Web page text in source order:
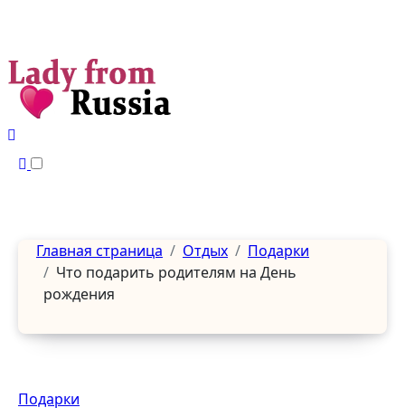
Главная страница Отдых
Подарки
Что подарить родителям на День
рождения
Подарки